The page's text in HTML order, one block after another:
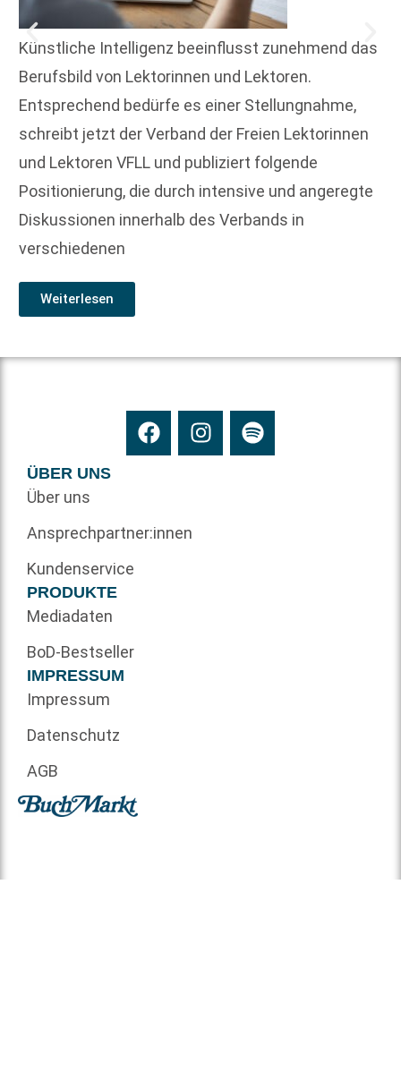
Künstliche Intelligenz beeinflusst zunehmend das
Berufsbild von Lektorinnen und Lektoren.
Entsprechend bedürfe es einer Stellungnahme,
schreibt jetzt der Verband der Freien Lektorinnen
und Lektoren VFLL und publiziert folgende
Positionierung, die durch intensive und angeregte
Diskussionen innerhalb des Verbands in
verschiedenen
Weiterlesen
ÜBER UNS
Über uns
Ansprechpartner:innen
Kundenservice
PRODUKTE
Mediadaten
BoD-Bestseller
IMPRESSUM
Impressum
Datenschutz
AGB